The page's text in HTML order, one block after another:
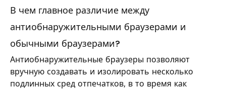
В чем главное различие между
антиобнаружительными браузерами и
обычными браузерами?
Антиобнаружительные браузеры позволяют
вручную создавать и изолировать несколько
подлинных сред отпечатков, в то время как